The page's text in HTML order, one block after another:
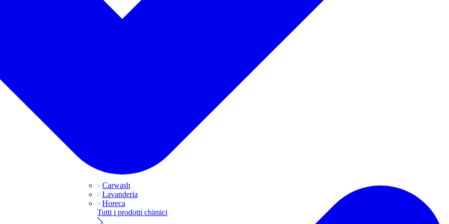
Carwash
Lavanderia
Horeca
Tutti i prodotti chimici